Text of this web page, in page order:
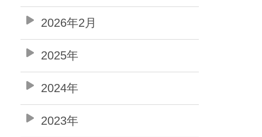
2026年2月
2025年
2024年
2023年